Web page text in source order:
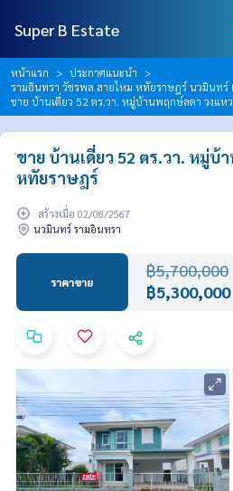
Super B Estate
หน้าแรก
ประกาศแนะนำ
รามอินทรา วัชรพล สายไหม หทัยราษฎร์ นวมินท
ขาย บ้านเดี่ยว 52 ตร.วา. หมู่บ้านพฤกษ์ลดา วงแ
ขาย บ้านเดี่ยว 52 ตร.วา. หมู่
หทัยราษฎร์
สร้างเมื่อ 02/08/2567
นวมินทร์ รามอินทรา
ราคาขาย
฿5,700,000
฿5,300,000